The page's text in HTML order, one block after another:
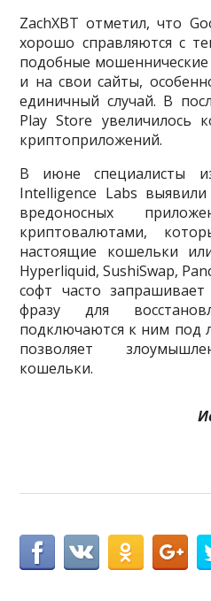
ZachXBT отметил, что
хорошо справляются с
подобные
и на свои сайты,
единичный случай. В
Play Store увеличилось
криптоприложений.
В июне специалисты
Intelligence Labs
вредоносных
криптовалютами,
настоящие кошельки
Hyperliquid, SushiSwap,
софт часто
фразу для
подключаются к ним под
позволяет
кошельки.